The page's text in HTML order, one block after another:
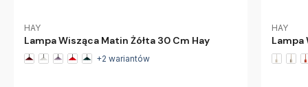
HAY
Lampa Wisząca Matin Żółta 30 Cm Hay
+2 wariantów
HAY
Lampa